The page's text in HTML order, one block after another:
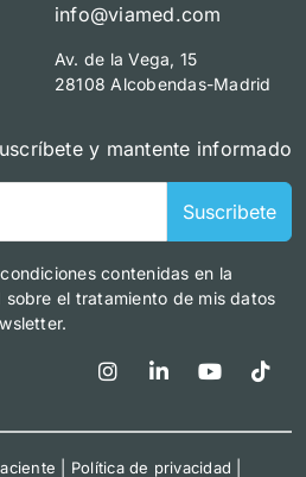
info@viamed.com
Av. de la Vega, 15
28108 Alcobendas-Madrid
y mantente informado
Suscribete
contenidas en la
el tratamiento de mis datos
Política de privacidad